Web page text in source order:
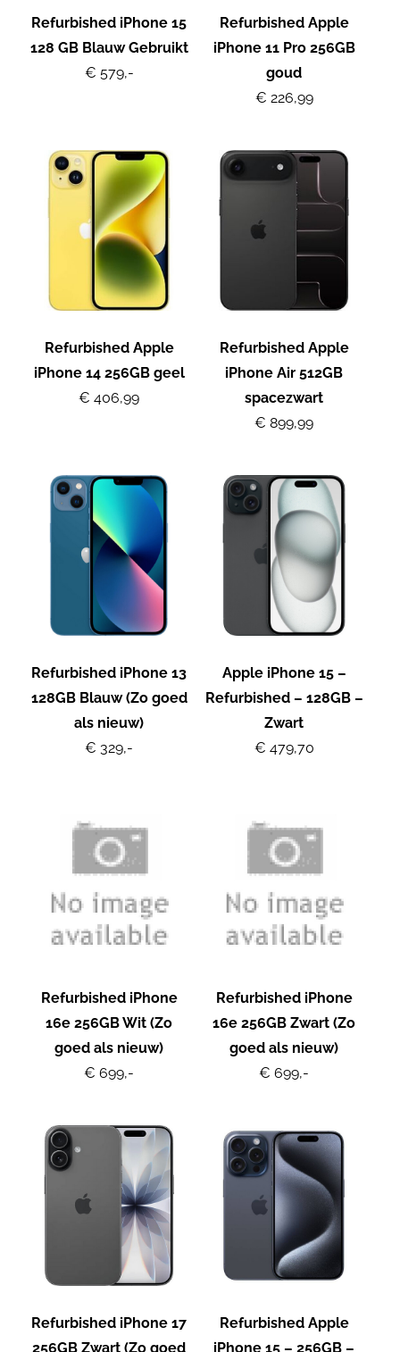
Refurbished iPhone 15
128 GB Blauw Gebruikt
€ 579,-
Refurbished Apple
iPhone 11 Pro 256GB
goud
€ 226,99
Refurbished Apple
iPhone 14 256GB geel
€ 406,99
Refurbished Apple
iPhone Air 512GB
spacezwart
€ 899,99
Refurbished iPhone 13
128GB Blauw (Zo goed
als nieuw)
€ 329,-
Apple iPhone 15 –
Refurbished – 128GB –
Zwart
€ 479,70
Refurbished iPhone
16e 256GB Wit (Zo
goed als nieuw)
€ 699,-
Refurbished iPhone
16e 256GB Zwart (Zo
goed als nieuw)
€ 699,-
Refurbished iPhone 17
256GB Zwart (Zo goed
Refurbished Apple
iPhone 15 – 256GB –